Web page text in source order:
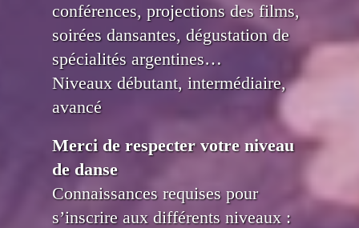
conférences, projections des films,
soirées dansantes, dégustation de
spécialités argentines…
Niveaux débutant, intermédiaire,
avancé
Merci de respecter votre niveau
de danse
Connaissances requises pour
s’inscrire aux différents niveaux :